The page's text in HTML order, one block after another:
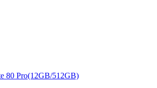
80 Pro(12GB/512GB)